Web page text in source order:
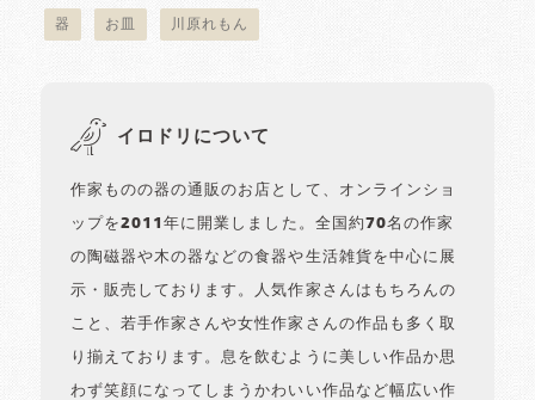
器 お皿 川原れもん
イロドリについて
作家ものの器の通販のお店として、オンラインショ
ップを2011年に開業しました。全国約70名の作家
の陶磁器や木の器などの食器や生活雑貨を中心に展
示・販売しております。人気作家さんはもちろんの
こと、若手作家さんや女性作家さんの作品も多く取
り揃えております。息を飲むように美しい作品か思
わず笑顔になってしまうかわいい作品など幅広い作